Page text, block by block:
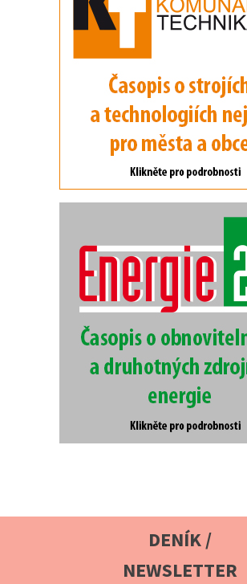
DENÍK /
NEWSLETTER